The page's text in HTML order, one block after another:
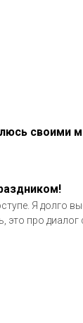
своими
Я долго
это про